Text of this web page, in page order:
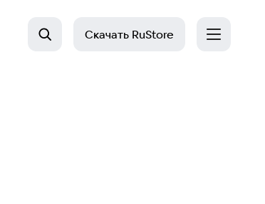
Скачать RuStore